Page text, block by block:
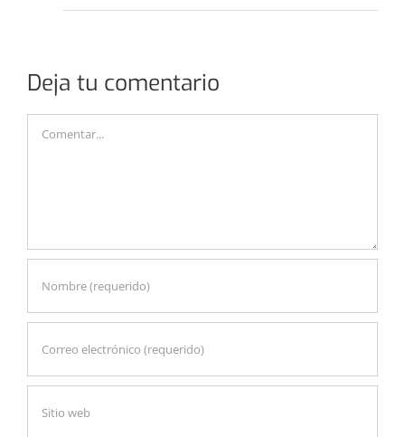
Deja tu comentario